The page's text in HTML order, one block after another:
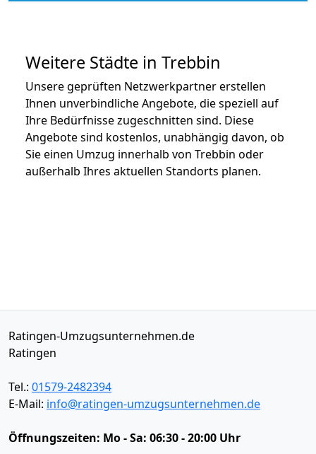
Weitere Städte in Trebbin
Unsere geprüften Netzwerkpartner erstellen
Ihnen unverbindliche Angebote, die speziell auf
Ihre Bedürfnisse zugeschnitten sind. Diese
Angebote sind kostenlos, unabhängig davon, ob
Sie einen Umzug innerhalb von Trebbin oder
außerhalb Ihres aktuellen Standorts planen.
Ratingen-Umzugsunternehmen.de
Ratingen
Tel.: 01579-2482394
E-Mail: info@ratingen-umzugsunternehmen.de
Öffnungszeiten: Mo - Sa: 06:30 - 20:00 Uhr